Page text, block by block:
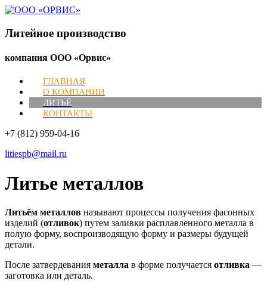
Литейное производство
компания ООО «Орвис»
ГЛАВНАЯ
О КОМПАНИИ
ЛИТЬЁ
КОНТАКТЫ
+7 (812) 959-04-16
litiespb@mail.ru
Литье металлов
Литьём металлов называют процессы получения фасонных
изделий (отливок) путем заливки расплавленного металла в
полую форму, воспроизводящую форму и размеры будущей
детали.
После затвердевания металла в форме получается отливка —
заготовка или деталь.